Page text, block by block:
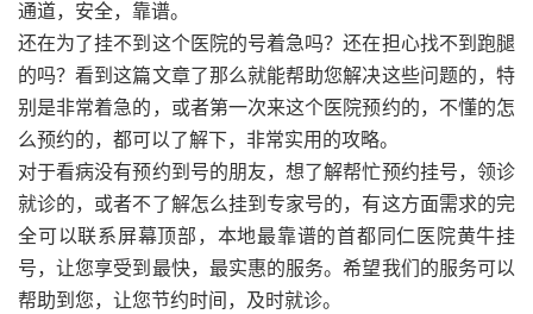
通道，安全，靠谱。
还在为了挂不到这个医院的号着急吗？还在担心找不到跑腿
的吗？看到这篇文章了那么就能帮助您解决这些问题的，特
别是非常着急的，或者第一次来这个医院预约的，不懂的怎
么预约的，都可以了解下，非常实用的攻略。
对于看病没有预约到号的朋友，想了解帮忙预约挂号，领诊
就诊的，或者不了解怎么挂到专家号的，有这方面需求的完
全可以联系屏幕顶部，本地最靠谱的首都同仁医院黄牛挂
号，让您享受到最快，最实惠的服务。希望我们的服务可以
帮助到您，让您节约时间，及时就诊。